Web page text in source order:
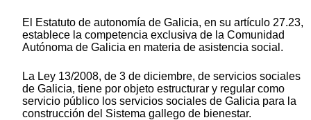
El Estatuto de autonomía de Galicia, en su artículo 27.23,
establece la competencia exclusiva de la Comunidad
Autónoma de Galicia en materia de asistencia social.
La Ley 13/2008, de 3 de diciembre, de servicios sociales
de Galicia, tiene por objeto estructurar y regular como
servicio público los servicios sociales de Galicia para la
construcción del Sistema gallego de bienestar.